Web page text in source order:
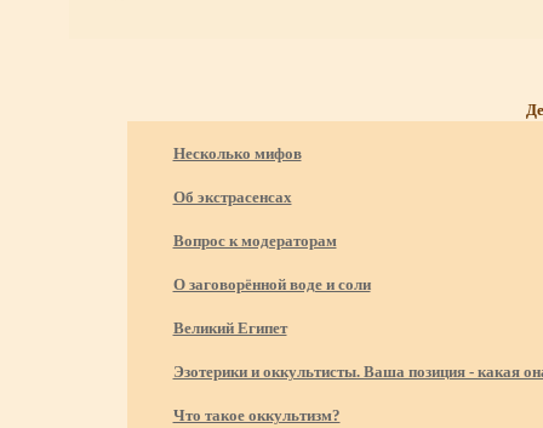
Несколько мифов
Об экстрасенсах
Вопрос к модераторам
О заговорённой воде и соли
Великий Египет
Эзотерики и оккультисты. Ваша позиция - какая
Что такое оккультизм?